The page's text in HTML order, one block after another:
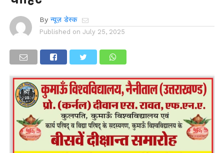
By न्यूज़ डेस्क
Published on July 25, 2025